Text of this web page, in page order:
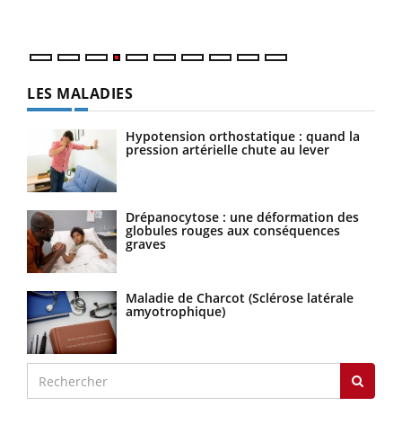
LES MALADIES
Hypotension orthostatique : quand la
pression artérielle chute au lever
Drépanocytose : une déformation des
globules rouges aux conséquences
graves
Maladie de Charcot (Sclérose latérale
amyotrophique)